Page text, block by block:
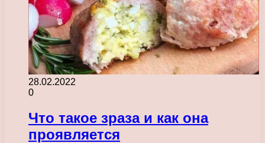
28.02.2022
0
Что такое зраза и как она
проявляется